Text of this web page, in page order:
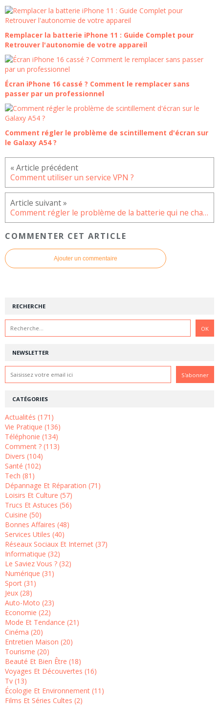
Remplacer la batterie iPhone 11 : Guide Complet pour
Retrouver l'autonomie de votre appareil
Écran iPhone 16 cassé ? Comment le remplacer sans
passer par un professionnel
Comment régler le problème de scintillement d'écran sur
le Galaxy A54 ?
Comment utiliser un service VPN ?
Comment régler le problème de la batterie qui ne charge pas sur le Redmi 9 ?
COMMENTER CET ARTICLE
Ajouter un commentaire
NEWSLETTER
RECHERCHE
CATÉGORIES
Actualités (171)
Vie Pratique (136)
Téléphonie (134)
Comment ? (113)
Divers (104)
Santé (102)
Tech (81)
Dépannage Et Réparation (71)
Loisirs Et Culture (57)
Trucs Et Astuces (56)
Cuisine (50)
Bonnes Affaires (48)
Services Utiles (40)
Réseaux Sociaux Et Internet (37)
Informatique (32)
Le Saviez Vous ? (32)
Numérique (31)
Sport (31)
Jeux (28)
Auto-Moto (23)
Economie (22)
Mode Et Tendance (21)
Cinéma (20)
Entretien Maison (20)
Tourisme (20)
Beauté Et Bien Être (18)
Voyages Et Découvertes (16)
Tv (13)
Écologie Et Environnement (11)
Films Et Séries Cultes (2)